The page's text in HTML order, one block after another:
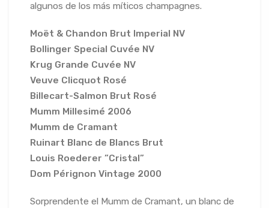
algunos de los más míticos champagnes.
Moët & Chandon Brut Imperial NV
Bollinger Special Cuvée NV
Krug Grande Cuvée NV
Veuve Clicquot Rosé
Billecart-Salmon Brut Rosé
Mumm Millesimé 2006
Mumm de Cramant
Ruinart Blanc de Blancs Brut
Louis Roederer ”Cristal”
Dom Pérignon Vintage 2000
Sorprendente el Mumm de Cramant, un blanc de